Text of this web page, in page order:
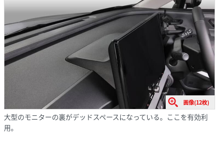
画像(12枚)
大型のモニターの裏がデッドスペースになっている。ここを有効利
用。